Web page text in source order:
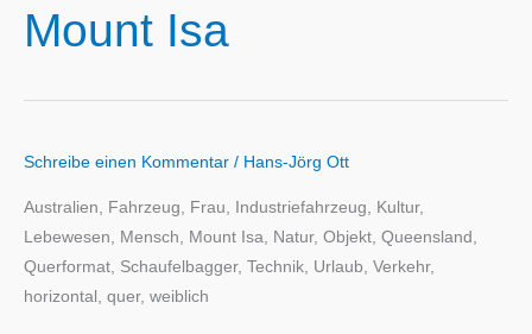
Mount Isa
Schreibe einen Kommentar / Hans-Jörg Ott
Australien, Fahrzeug, Frau, Industriefahrzeug, Kultur,
Lebewesen, Mensch, Mount Isa, Natur, Objekt, Queensland,
Querformat, Schaufelbagger, Technik, Urlaub, Verkehr,
horizontal, quer, weiblich